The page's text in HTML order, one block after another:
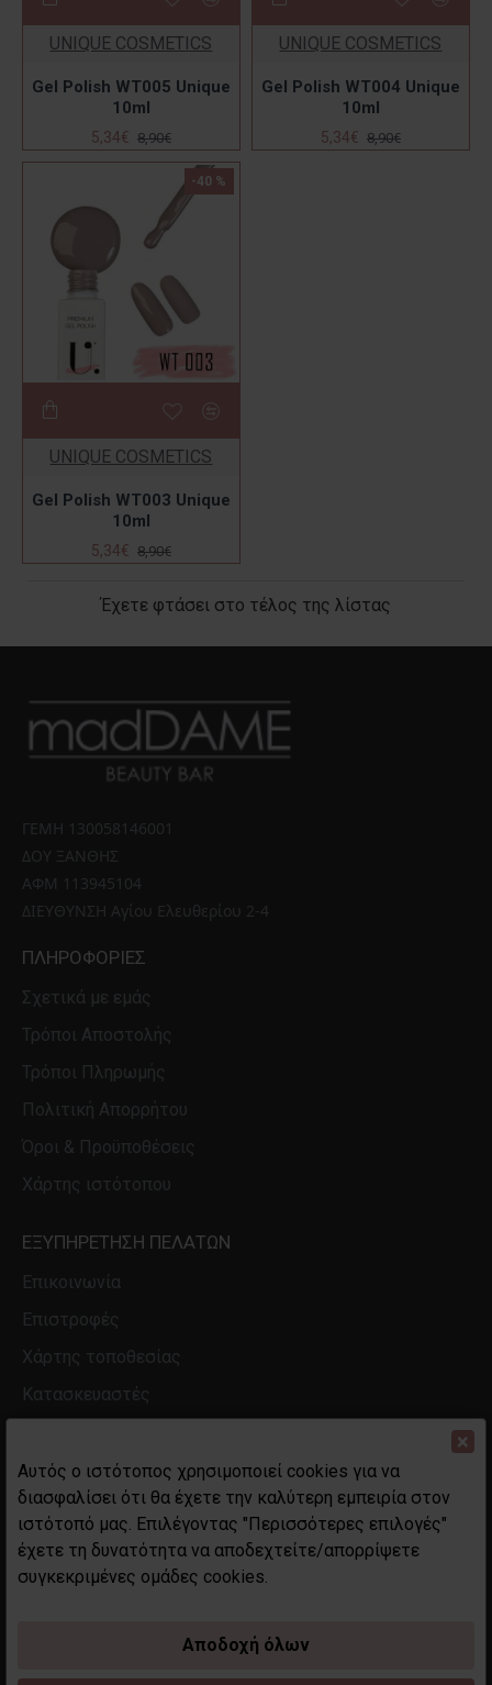
UNIQUE COSMETICS
Gel Polish WT005 Unique
10ml
5,34€ 8,90€
UNIQUE COSMETICS
Gel Polish WT004 Unique
10ml
5,34€ 8,90€
-40 %
UNIQUE COSMETICS
Gel Polish WT003 Unique
10ml
5,34€ 8,90€
Έχετε φτάσει στο τέλος της λίστας
ΓΕΜΗ 130058146001
ΔΟΥ ΞΑΝΘΗΣ
ΑΦΜ 113945104
ΔΙΕΥΘΥΝΣΗ Αγίου Ελευθερίου 2-4
ΠΛΗΡΟΦΟΡΊΕΣ
Σχετικά με εμάς
Τρόποι Αποστολής
Τρόποι Πληρωμής
Πολιτική Απορρήτου
Όροι & Προϋποθέσεις
Χάρτης ιστότοπου
ΕΞΥΠΗΡΈΤΗΣΗ ΠΕΛΑΤΏΝ
Επικοινωνία
Επιστροφές
Χάρτης τοποθεσίας
Κατασκευαστές
Ιστορικό
×
Αυτός ο ιστότοπος χρησιμοποιεί cookies για να
διασφαλίσει ότι θα έχετε την καλύτερη εμπειρία στον
ιστότοπό μας. Επιλέγοντας "Περισσότερες επιλογές"
έχετε τη δυνατότητα να αποδεχτείτε/απορρίψετε
συγκεκριμένες ομάδες cookies.
Αποδοχή όλων